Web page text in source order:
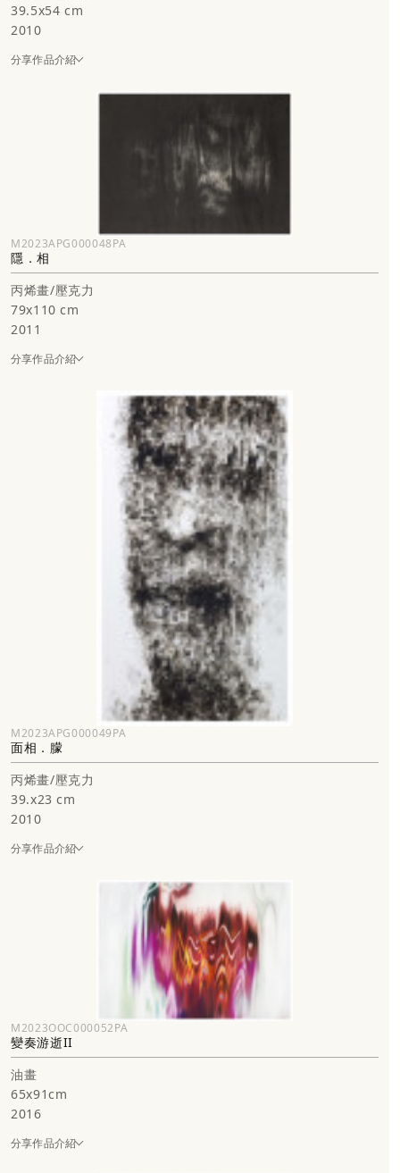
39.5x54 cm
2010
分享作品介紹
M2023APG000048PA
隱．相
丙烯畫/壓克力
79x110 cm
2011
分享作品介紹
M2023APG000049PA
面相．朦
丙烯畫/壓克力
39.x23 cm
2010
分享作品介紹
M2023OOC000052PA
變奏游逝II
油畫
65x91cm
2016
分享作品介紹